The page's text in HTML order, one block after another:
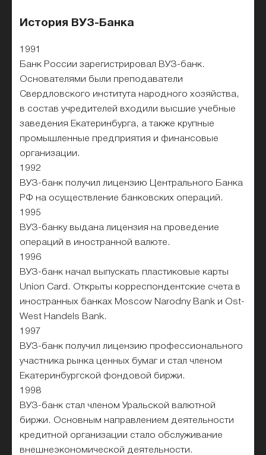
История ВУЗ-Банка
1991
Банк России зарегистрировал ВУЗ-банк.
Основателями были преподаватели
Свердловского института народного хозяйства,
в состав учредителей входили высшие учебные
заведения Екатеринбурга, а также крупные
промышленные предприятия и финансовые
организации.
1992
ВУЗ-банк получил лицензию Центрального Банка
РФ на осуществление банковских операций.
1995
ВУЗ-банку выдана лицензия на проведение
операций в иностранной валюте.
1996
ВУЗ-банк начал выпускать пластиковые карты
Union Card. Открыты корреспондентские счета в
иностранных банках Moscow Narodny Bank и Ost-
West Handels Bank.
1997
ВУЗ-банк получил лицензию профессионального
участника рынка ценных бумаг и стал членом
Екатеринбургской фондовой биржи.
1998
ВУЗ-банк стал членом Уральской валютной
биржи. Основным направлением деятельности
кредитной организации стало обслуживание
внешнеэкономической деятельности.